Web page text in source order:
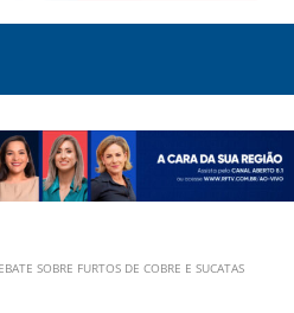
SOBRE FURTOS DE COBRE E SUCATAS